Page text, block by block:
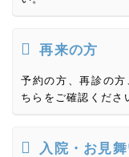
再来の方
予約の方、再診の
ちらをご確認くださ
入院・お見